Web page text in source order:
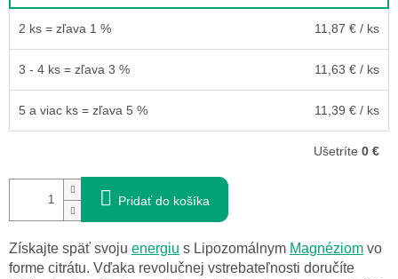
2 ks = zľava 1 % 11,87 € / ks
3 - 4 ks = zľava 3 % 11,63 € / ks
5 a viac ks = zľava 5 % 11,39 € / ks
Ušetríte 0 €
Pridať do košíka
Získajte späť svoju energiu s Lipozomálnym Magnéziom vo
forme citrátu. Vďaka revolučnej vstrebateľnosti doručíte